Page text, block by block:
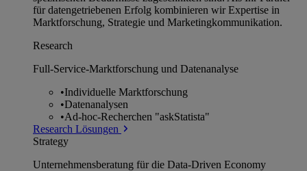
für datengetriebenen Erfolg kombinieren wir Expertise in
Marktforschung, Strategie und Marketingkommunikation.
Research
Full-Service-Marktforschung und Datenanalyse
•Individuelle Marktforschung
•Datenanalysen
•Ad-hoc-Recherchen "askStatista"
Research Lösungen
Strategy
Unternehmens­beratung für die Data-Driven Economy